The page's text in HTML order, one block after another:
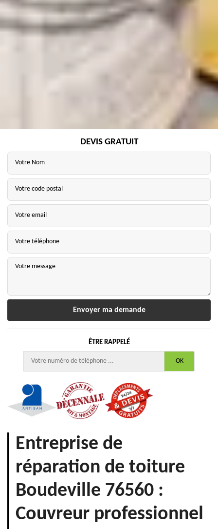
DEVIS GRATUIT
ÊTRE RAPPELÉ
Entreprise de
réparation de toiture
Boudeville 76560 :
Couvreur professionnel